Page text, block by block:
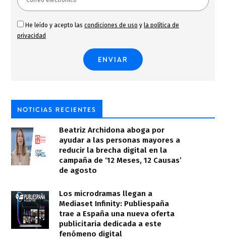
He leído y acepto las condiciones de uso y la política de
privacidad
NOTICIAS RECIENTES
Beatriz Archidona aboga por
ayudar a las personas mayores a
reducir la brecha digital en la
campaña de ‘12 Meses, 12 Causas’
de agosto
Los microdramas llegan a
Mediaset Infinity: Publiespaña
trae a España una nueva oferta
publicitaria dedicada a este
fenómeno digital